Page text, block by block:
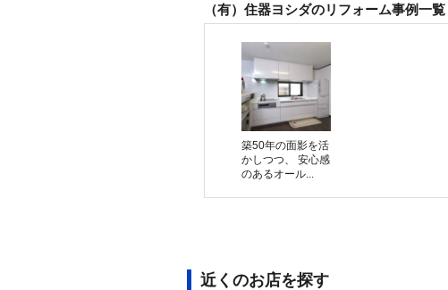
（有）住器ヨシダのリフォーム事例一覧
築50年の面影を活
かしつつ、 安心感
のあるオール...
近くのお店を探す